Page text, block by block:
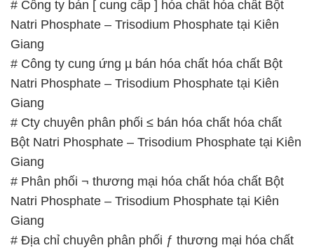
# Công ty bán [ cung cấp ] hóa chất hóa chất Bột
Natri Phosphate – Trisodium Phosphate tại Kiên
Giang
# Công ty cung ứng µ bán hóa chất hóa chất Bột
Natri Phosphate – Trisodium Phosphate tại Kiên
Giang
# Cty chuyên phân phối ≤ bán hóa chất hóa chất
Bột Natri Phosphate – Trisodium Phosphate tại Kiên
Giang
# Phân phối ¬ thương mại hóa chất hóa chất Bột
Natri Phosphate – Trisodium Phosphate tại Kiên
Giang
# Địa chỉ chuyên phân phối ƒ thương mại hóa chất